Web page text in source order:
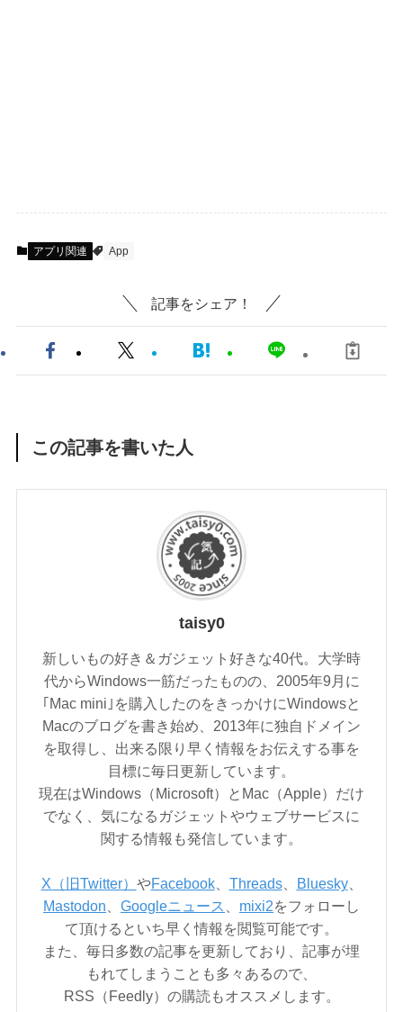
アプリ関連 App
記事をシェア！
この記事を書いた人
taisy0
新しいもの好き＆ガジェット好きな40代。大学時
代からWindows一筋だったものの、2005年9月に
｢Mac mini｣を購入したのをきっかけにWindowsと
Macのブログを書き始め、2013年に独自ドメイン
を取得し、出来る限り早く情報をお伝えする事を
目標に毎日更新しています。
現在はWindows（Microsoft）とMac（Apple）だけ
でなく、気になるガジェットやウェブサービスに
関する情報も発信しています。
X（旧Twitter） やFacebook、 Threads、 Bluesky、
Mastodon
Googleニュース mixi2をフォローし
て頂けるといち早く情報を閲覧可能です。
また、毎日多数の記事を更新しており、記事が埋
もれてしまうことも多々あるので、
RSS（Feedly）の購読もオススメします。